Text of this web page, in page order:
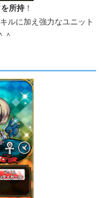
所持！
ルに加え強力なユニット
＾